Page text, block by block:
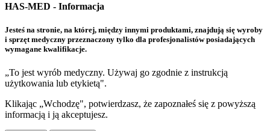
HAS-MED - Informacja
Jesteś na stronie, na której, między innymi produktami, znajdują się wyroby
i sprzęt medyczny przeznaczony tylko dla profesjonalistów posiadających
wymagane kwalifikacje.
„To jest wyrób medyczny. Używaj go zgodnie z instrukcją
użytkowania lub etykietą".
Klikając „Wchodzę", potwierdzasz, że zapoznałeś się z powyższą
informacją i ją akceptujesz.